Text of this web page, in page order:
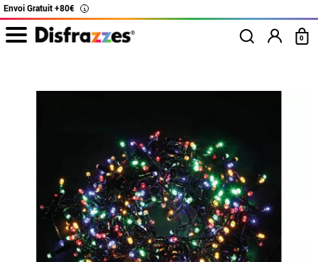
Envoi Gratuit +80€ i
0